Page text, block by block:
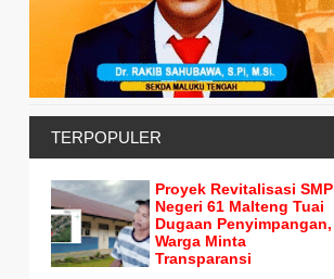
TERPOPULER
Proyek Revitalisasi SMP
Negeri 61 Malteng Tuai
Dugaan Penyimpangan,
Warga Minta
Transparansi